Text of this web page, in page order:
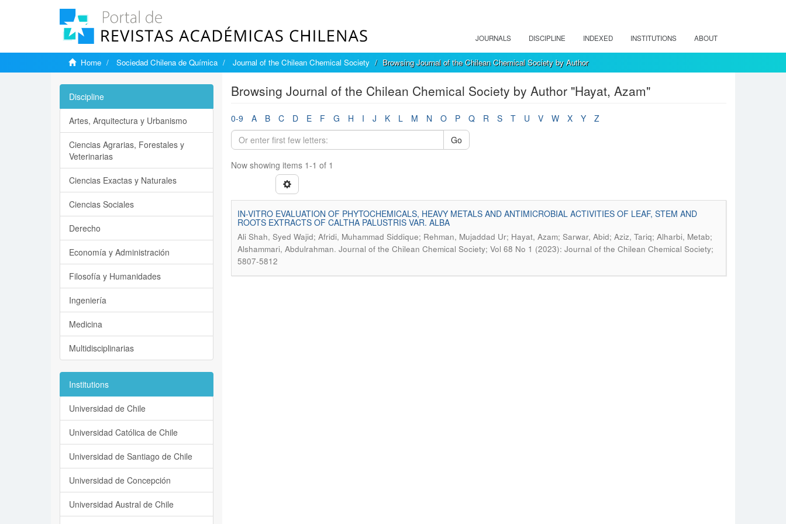
JOURNALS DISCIPLINE INDEXED INSTITUTIONS ABOUT
Home Sociedad Chilena de Química Journal of the Chilean Chemical Society Browsing Journal of the Chilean Chemical Society by Author
Browsing Journal of the Chilean Chemical Society by Author "Hayat, Azam"
0-9 A B C D E F G H I J K L M N O P Q R S T U V W X Y
Z
Go
Now showing items 1-1 of 1
IN-VITRO EVALUATION OF PHYTOCHEMICALS, HEAVY METALS AND ANTIMICROBIAL ACTIVITIES OF LEAF, STEM AND
ROOTS EXTRACTS OF CALTHA PALUSTRIS VAR. ALBA
Ali Shah, Syed Wajid; Afridi, Muhammad Siddique; Rehman, Mujaddad Ur; Hayat, Azam; Sarwar, Abid; Aziz, Tariq; Alharbi, Metab;
Alshammari, Abdulrahman. Journal of the Chilean Chemical Society; Vol 68 No 1 (2023): Journal of the Chilean Chemical Society;
5807-5812
Discipline
Artes, Arquitectura y Urbanismo
Ciencias Agrarias, Forestales y
Veterinarias
Ciencias Exactas y Naturales
Ciencias Sociales
Derecho
Economía y Administración
Filosofía y Humanidades
Ingeniería
Medicina
Multidisciplinarias
Institutions
Universidad de Chile
Universidad Católica de Chile
Universidad de Santiago de Chile
Universidad de Concepción
Universidad Austral de Chile